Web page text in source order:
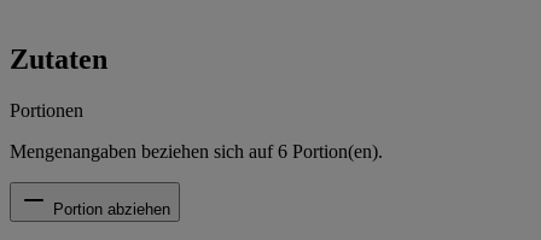
Zutaten
Portionen
Mengenangaben beziehen sich auf6 Portion(en).
Portion abziehen